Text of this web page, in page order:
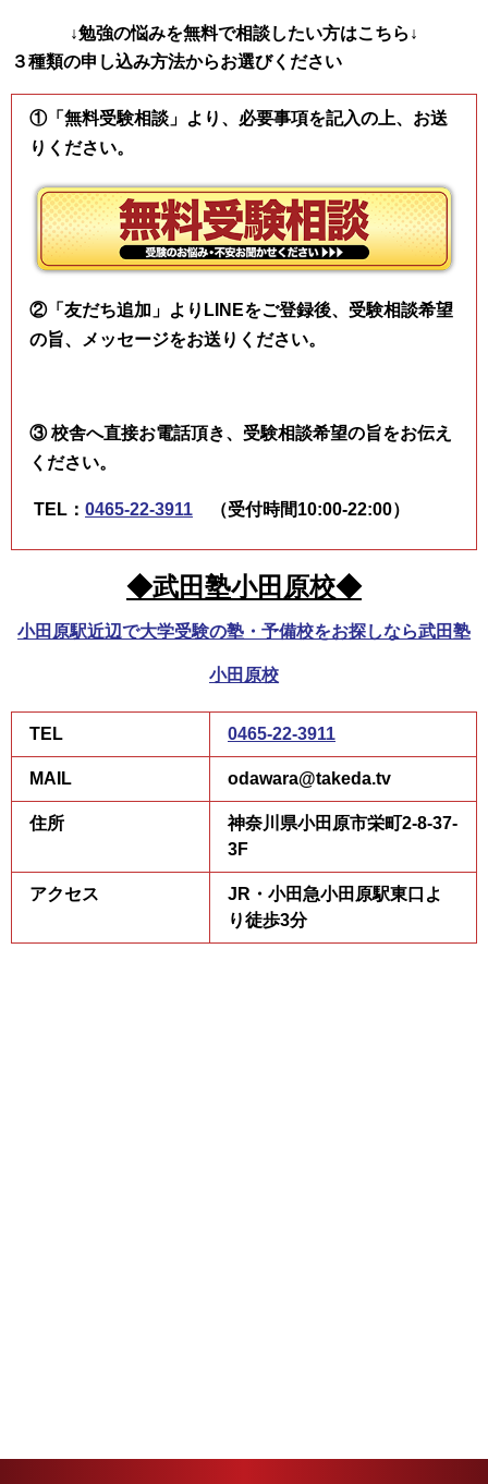
↓勉強の悩みを無料で相談したい方はこちら↓
３種類の申し込み方法からお選びください
①「無料受験相談」より、必要事項を記入の上、お送
りください。
②「友だち追加」よりLINEをご登録後、受験相談希望
の旨、メッセージをお送りください。
③ 校舎へ直接お電話頂き、受験相談希望の旨をお伝え
ください。
TEL： 0465-22-3911 （受付時間10:00-22:00）
◆武田塾小田原校◆
小田原駅近辺で大学受験の塾・予備校をお探しなら武田塾
小田原校
TEL 0465-22-3911
MAIL odawara@takeda.tv
住所
神奈川県小田原市栄町2-8-37-
3F
アクセス
JR・小田急小田原駅東口よ
り徒歩3分